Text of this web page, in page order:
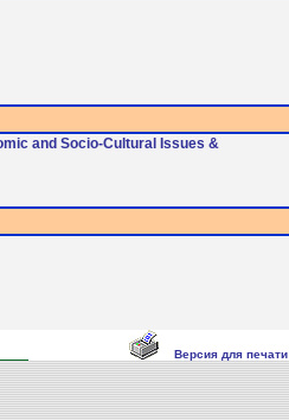
and Socio-Cultural Issues &
Версия для печати